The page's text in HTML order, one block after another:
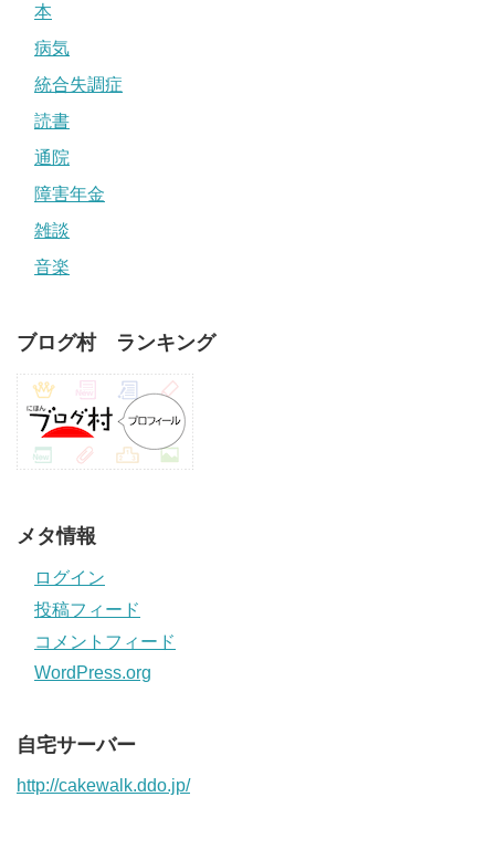
本
病気
統合失調症
読書
通院
障害年金
雑談
音楽
ブログ村 ランキング
メタ情報
ログイン
投稿フィード
コメントフィード
WordPress.org
自宅サーバー
http://cakewalk.ddo.jp/